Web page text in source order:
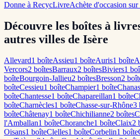
Donne à RecycLivreAchète d'occasion
Découvre les boîtes à
autres villes de Isère
Allevard1 boîteAssieu1 boîteAuris1 boîte
Vercors2 boîtesBarraux2 boîtesBiviers1
boîteBourgoin-Jallieu2 boîtesBresson2
boîteCessieu1 boîteChampier1 boîteChanas
boîteChantesse1 boîteChapareillan1 boîte
boîteCharnècles1 boîteChasse-sur-Rhône3
boîteChâtenay1 boîteChichilianne2 boîtes
l'Amballan1 boîteChoranche1 boîteClaix2
Oisans1 boîteClelles1 boîteCorbelin1 boîte